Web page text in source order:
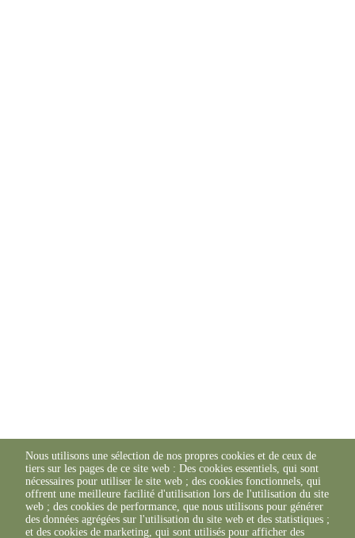
Nous utilisons une sélection de nos propres cookies et de ceux de
tiers sur les pages de ce site web : Des cookies essentiels, qui sont
nécessaires pour utiliser le site web ; des cookies fonctionnels, qui
offrent une meilleure facilité d'utilisation lors de l'utilisation du site
web ; des cookies de performance, que nous utilisons pour générer
des données agrégées sur l'utilisation du site web et des statistiques ;
et des cookies de marketing, qui sont utilisés pour afficher des